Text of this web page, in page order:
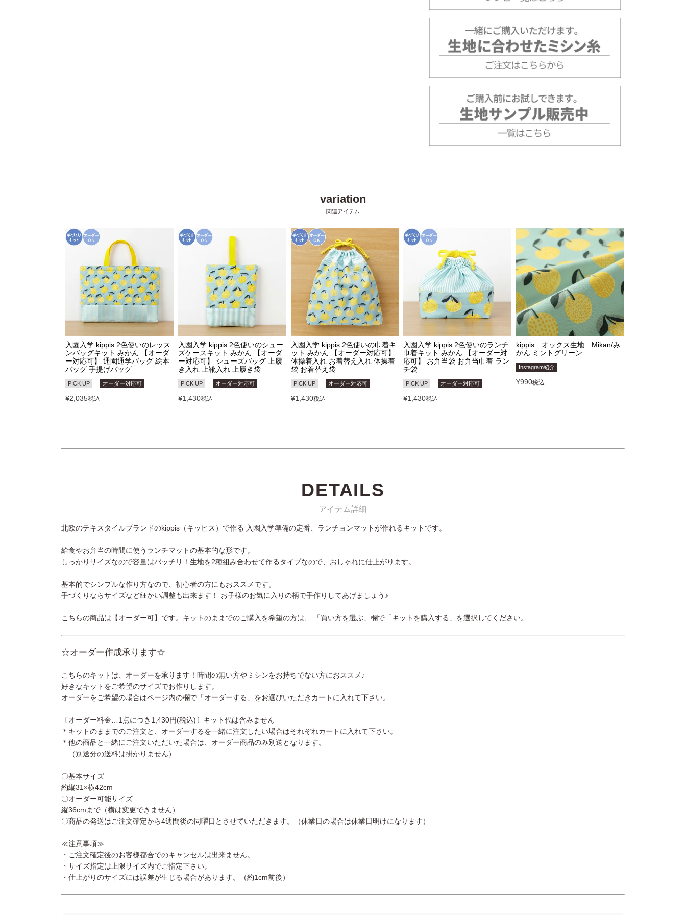
入園入学 kippis 2色使いのレッス
ンバッグキット みかん 【オーダ
ー対応可】 通園通学バッグ 絵本
バッグ 手提げバッグ
PICK UP オーダー対応可
¥2,035税込
入園入学 kippis 2色使いのシュー
ズケースキット みかん 【オーダ
ー対応可】 シューズバッグ 上履
き入れ 上靴入れ 上履き袋
PICK UP オーダー対応可
¥1,430税込
入園入学 kippis 2色使いの巾着キ
ット みかん 【オーダー対応可】
体操着入れ お着替え入れ 体操着
袋 お着替え袋
PICK UP オーダー対応可
¥1,430税込
入園入学 kippis 2色使いのランチ
巾着キット みかん 【オーダー対
応可】 お弁当袋 お弁当巾着 ラン
チ袋
PICK UP オーダー対応可
¥1,430税込
kippis オックス生地 Mikan/み
かん ミントグリーン
Instagram紹介
¥990税込
DETAILS
アイテム詳細
北欧のテキスタイルブランドのkippis（キッピス）で作る 入園入学準備の定番、ランチョンマットが作れるキットです。
給食やお弁当の時間に使うランチマットの基本的な形です。
しっかりサイズなので容量はバッチリ！生地を2種組み合わせて作るタイプなので、おしゃれに仕上がります。
基本的でシンプルな作り方なので、初心者の方にもおススメです。
手づくりならサイズなど細かい調整も出来ます！ お子様のお気に入りの柄で手作りしてあげましょう♪
こちらの商品は【オーダー可】です。キットのままでのご購入を希望の方は、 「買い方を選ぶ」欄で「キットを購入する」を選択してください。
☆オーダー作成承ります☆
こちらのキットは、オーダーを承ります！時間の無い方やミシンをお持ちでない方におススメ♪
好きなキットをご希望のサイズでお作りします。
オーダーをご希望の場合はページ内の欄で「オーダーする」をお選びいただきカートに入れて下さい。
〔オーダー料金…1点につき1,430円(税込)〕キット代は含みません
＊キットのままでのご注文と、オーダーするを一緒に注文したい場合はそれぞれカートに入れて下さい。
＊他の商品と一緒にご注文いただいた場合は、オーダー商品のみ別送となります。
（別送分の送料は掛かりません）
〇基本サイズ
約縦31×横42cm
〇オーダー可能サイズ
縦36cmまで（横は変更できません）
〇商品の発送はご注文確定から4週間後の同曜日とさせていただきます。（休業日の場合は休業日明けになります）
≪注意事項≫
・ご注文確定後のお客様都合でのキャンセルは出来ません。
・サイズ指定は上限サイズ内でご指定下さい。
・仕上がりのサイズには誤差が生じる場合があります。（約1cm前後）